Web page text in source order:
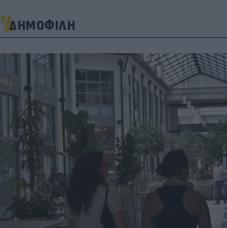
ΔΗΜΟΦΙΛΗ